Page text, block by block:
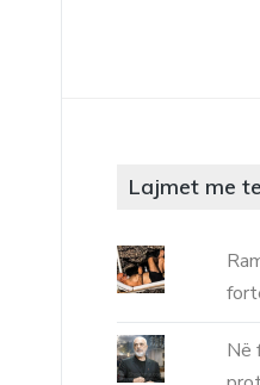
Lajmet me
Në